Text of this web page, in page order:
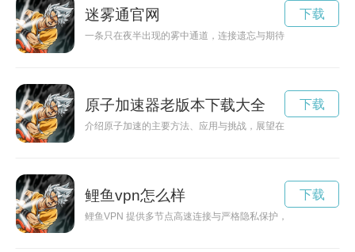
迷雾通官网
一条只在夜半出现的雾中通道，连接遗忘与期待。它像信使，
下载
原子加速器老版本下载大全
介绍原子加速的主要方法、应用与挑战，展望在精密测量与量子
下载
鲤鱼vpn怎么样
鲤鱼VPN 提供多节点高速连接与严格隐私保护，适合流媒体播
下载